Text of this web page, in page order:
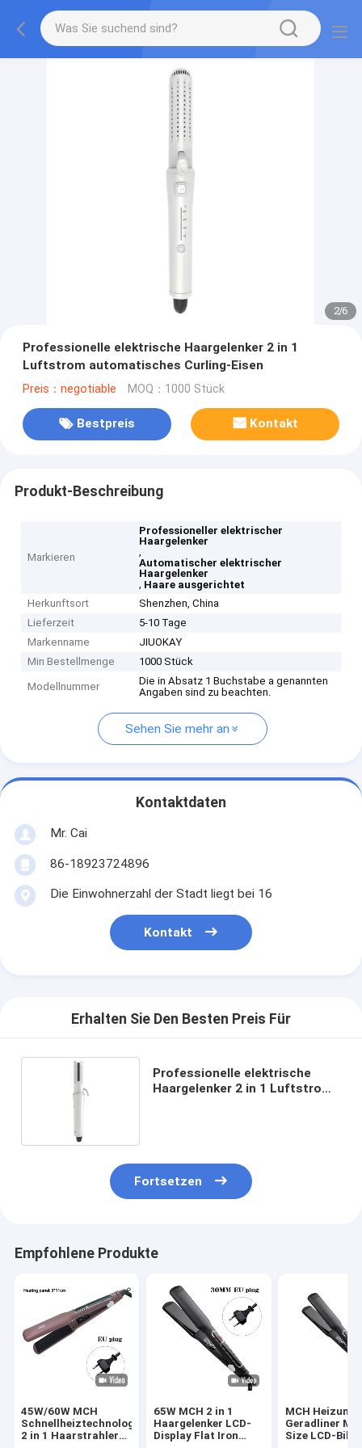
2/6
Professionelle elektrische Haargelenker 2 in 1
Luftstrom automatisches Curling-Eisen
Preis：negotiable MOQ：1000 Stück
Bestpreis Kontakt
Produkt-Beschreibung
Markieren
Professioneller elektrischer
Haargelenker
,
Automatischer elektrischer
Haargelenker
, Haare ausgerichtet
Herkunftsort
Shenzhen, China
Lieferzeit
5-10 Tage
Markenname
JIUOKAY
Min Bestellmenge
1000 Stück
Modellnummer
Die in Absatz 1 Buchstabe a genannten
Angaben sind zu beachten.
Sehen Sie mehr an
Kontaktdaten
Mr. Cai
86-18923724896
Die Einwohnerzahl der Stadt liegt bei 16
Kontakt
Erhalten Sie Den Besten Preis Für
Professionelle elektrische
Haargelenker 2 in 1 Luftstrom
Fortsetzen
Empfohlene Produkte
45W/60W MCH
Schnellheiztechnologie
2 in 1 Haarstrahler
65W MCH 2 in 1
Haargelenker LCD-
Display Flat Iron
MCH Heizung
Geradliner
Size LCD-